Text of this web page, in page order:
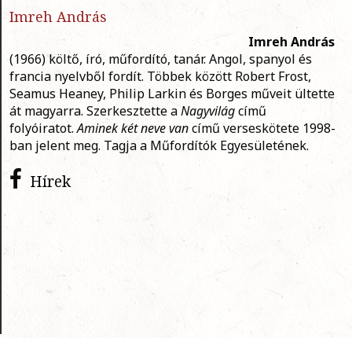
Imreh András
Imreh András
(1966) költő, író, műfordító, tanár. Angol, spanyol és
francia nyelvből fordít. Többek között Robert Frost,
Seamus Heaney, Philip Larkin és Borges műveit ültette
át magyarra. Szerkesztette aNagyvilágcímű
folyóiratot.Aminek két neve vancímű verseskötete 1998-
ban jelent meg. Tagja a Műfordítók Egyesületének.
Hírek